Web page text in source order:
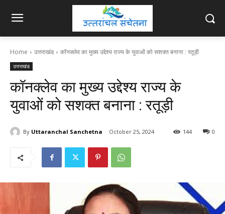
Home उत्तराखंड कॉनक्लेव का मुख्य उद्देश्य राज्य के युवाओं को सशक्त बनाना : रतूड़ी
उत्तराखंड
कॉनक्लेव का मुख्य उद्देश्य राज्य के
युवाओं को सशक्त बनाना : रतूड़ी
By Uttaranchal Sanchetna October 25, 2024 0
144